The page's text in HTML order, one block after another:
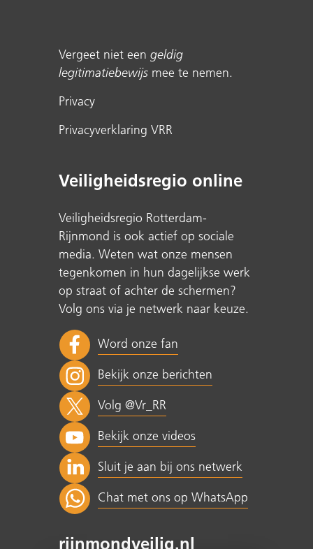
Vergeet niet een geldig
legitimatiebewijs mee te nemen.
Privacy
Privacyverklaring VRR
Veiligheidsregio online
Veiligheidsregio Rotterdam-
Rijnmond is ook actief op sociale
media. Weten wat onze mensen
tegenkomen in hun dagelijkse werk
op straat of achter de schermen?
Volg ons via je netwerk naar keuze.
Word onze fan
Bekijk onze berichten
Volg @Vr_RR
Bekijk onze videos
Sluit je aan bij ons netwerk
Chat met ons op WhatsApp
rijnmondveilig.nl